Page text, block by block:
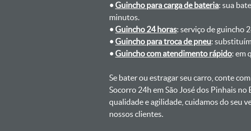
•Guincho para carga de bateria: sua
minutos.
•Guincho 24 horas: serviço de guincho
•Guincho para troca de pneu:
•Guincho com atendimento rápido: em
Se bater ou estragar seu carro, conte
Socorro 24h em São José dos Pinhais
qualidade e agilidade, cuidamos do seu
nossos clientes.